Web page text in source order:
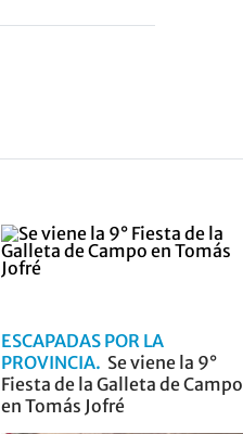
ESCAPADAS POR LA
PROVINCIA Se viene la 9°
Fiesta de la Galleta de Campo
en Tomás Jofré